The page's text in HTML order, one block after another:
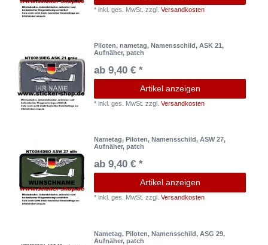
*inkl. ges. MwSt. zzgl.Versandkosten
Piloten, nametag, Namensschild, ASK 21,
Aufnäher, patch
ab 9,40 € *
Artikel anzeigen
*inkl. ges. MwSt. zzgl.Versandkosten
Nametag, Piloten, Namensschild, ASW 27,
Aufnäher, patch
ab 9,40 € *
Artikel anzeigen
*inkl. ges. MwSt. zzgl.Versandkosten
Nametag, Piloten, Namensschild, ASG 29,
Aufnäher, patch